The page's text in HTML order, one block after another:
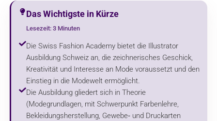
Das Wichtigste in Kürze
Lesezeit: 3 Minuten
Die Swiss Fashion Academy bietet die Illustrator
Ausbildung Schweiz an, die zeichnerisches Geschick,
Kreativität und Interesse an Mode voraussetzt und den
Einstieg in die Modewelt ermöglicht.
Die Ausbildung gliedert sich in Theorie
(Modegrundlagen, mit Schwerpunkt Farbenlehre,
Bekleidungsherstellung, Gewebe‑ und Druckarten